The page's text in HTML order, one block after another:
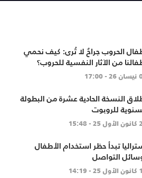
الحروب جراحٌ لا تُرى: كيف نحمي
من الآثار النفسية للحروب؟
النسخة الحادية عشرة من البطولة
للروبوت
15:48
تبدأ حظر استخدام الأطفال
التواصل